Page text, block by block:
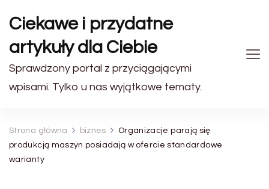
Ciekawe i przydatne
artykuły dla Ciebie
Sprawdzony portal z przyciągającymi
wpisami. Tylko u nas wyjątkowe tematy.
Strona główna biznes
Organizacje parają się
produkcją maszyn posiadają w ofercie standardowe
warianty